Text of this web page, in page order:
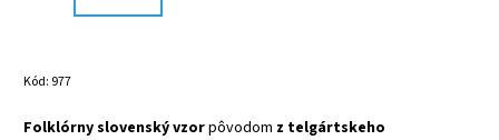
Kód: 977
Folklórny slovenský vzorpôvodom z telgártskeho